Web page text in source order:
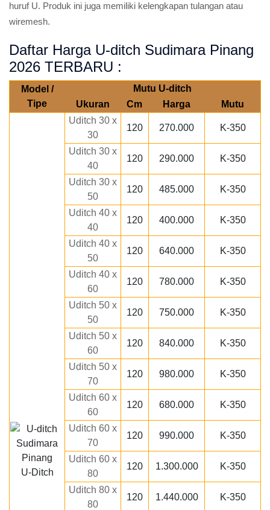
huruf U. Produk ini juga memiliki kelengkapan tulangan atau
wiremesh.
Daftar Harga U-ditch Sudimara Pinang
2026 TERBARU :
Model /
Tipe
Mutu U-ditch
Ukuran
Cm Harga Mutu
U-Ditch
Uditch 30 x
30
120 270.000 K-350
Uditch 30 x
40
120 290.000 K-350
Uditch 30 x
50
120 485.000 K-350
Uditch 40 x
40
120 400.000 K-350
Uditch 40 x
50
120 640.000 K-350
Uditch 40 x
60
120 780.000 K-350
Uditch 50 x
50
120 750.000 K-350
Uditch 50 x
60
120 840.000 K-350
Uditch 50 x
70
120 980.000 K-350
Uditch 60 x
60
120 680.000 K-350
Uditch 60 x
70
120 990.000 K-350
Uditch 60 x
80
120 1.300.000 K-350
Uditch 80 x
80
120 1.440.000 K-350